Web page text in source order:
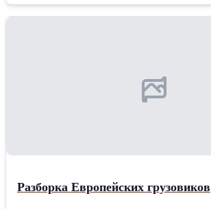
поршня, шатуны, распредвалы, гуры, балк и передние-задние,
Разборка Европейских грузовиков